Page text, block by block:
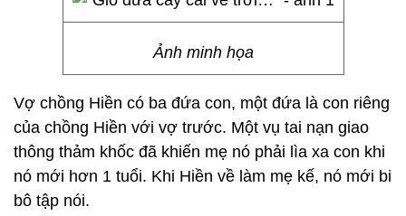
Ảnh minh họa
Vợ chồng Hiền có ba đứa con, một đứa là con riêng
của chồng Hiền với vợ trước. Một vụ tai nạn giao
thông thảm khốc đã khiến mẹ nó phải lìa xa con khi
nó mới hơn 1 tuổi. Khi Hiền về làm mẹ kế, nó mới bi
bô tập nói.